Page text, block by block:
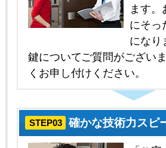
ます。
にそっ
になり
鍵についてご質問がござい
くお申し付けください。
STEP03 確かな技術力スピ